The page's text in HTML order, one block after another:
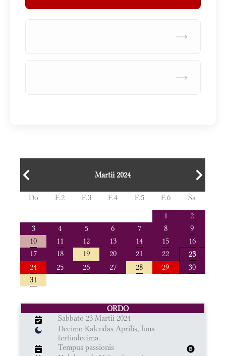
→
→
Martii 2024
Do F.2 F.3 F.4 F.5 F.6
Sa
1
2
3
4 5 6 7 8
9
10
11 12 13 14 15
16
17
18 19 20 21 22
23
24
25 26 27 28 29
30
31
ORDO
Sabbato 23 Martii 2024
Decimo Kalendas Aprilis, luna
tertiodecima.
Tempus passionis